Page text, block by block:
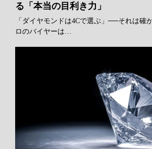
る「本当の目利き力」
「ダイヤモンドは4Cで選ぶ」──それは確
ロのバイヤーは…